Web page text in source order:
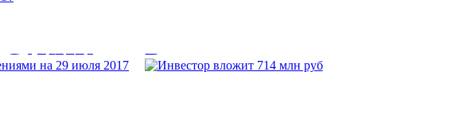
Вред натяжных потолков